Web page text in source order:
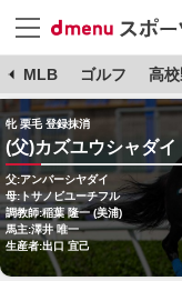
MLB ゴルフ 高
牝 栗毛 登録抹消
(父)カズユウシャダイ
父:アンバーシヤダイ
母:トサノビユーチフル
調教師:稲葉 隆一 (美浦)
馬主:澤井 唯一
生産者:出口 宜己